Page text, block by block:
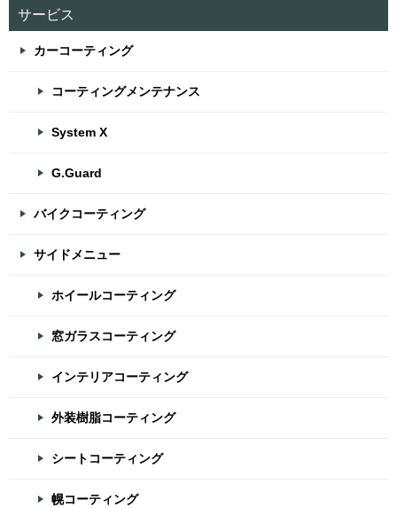
サービス
カーコーティング
コーティングメンテナンス
System X
G.Guard
バイクコーティング
サイドメニュー
ホイールコーティング
窓ガラスコーティング
インテリアコーティング
外装樹脂コーティング
シートコーティング
幌コーティング